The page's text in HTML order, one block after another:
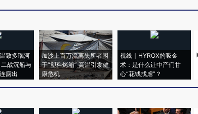
致多瑙河
战沉船与
露出
加沙上百万流离失所者困
于“塑料烤箱” 高温引发健
康危机
视线｜HYROX的吸金
术：是什么让中产们甘
心“花钱找虐”？